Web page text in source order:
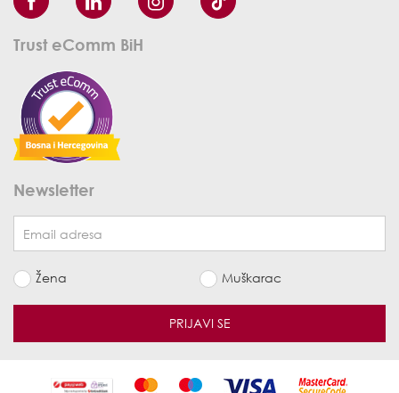
Trust eComm BiH
Newsletter
Žena Muškarac
PRIJAVI SE